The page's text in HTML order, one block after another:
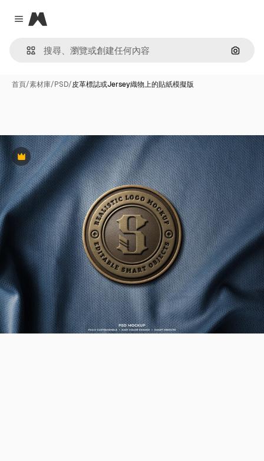
Close menu
Magnific
通過圖
首頁/素材庫/PSD/皮革標誌或Jersey織物上的貼紙模擬版
Premium